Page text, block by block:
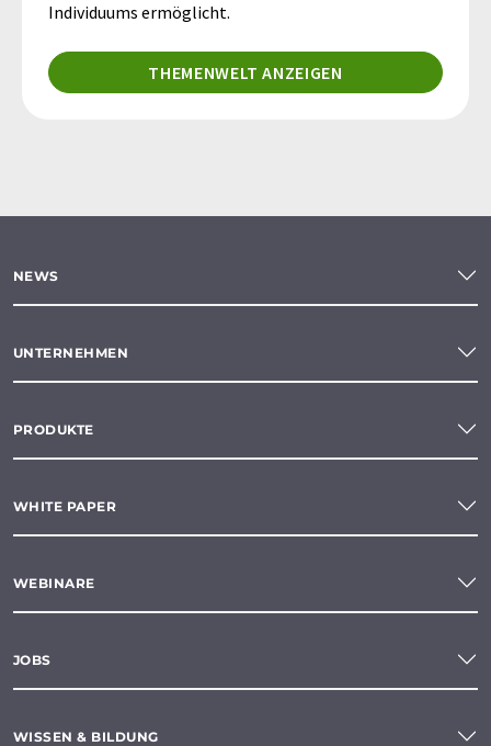
Individuums ermöglicht.
THEMENWELT ANZEIGEN
NEWS
UNTERNEHMEN
PRODUKTE
WHITE PAPER
WEBINARE
JOBS
WISSEN & BILDUNG